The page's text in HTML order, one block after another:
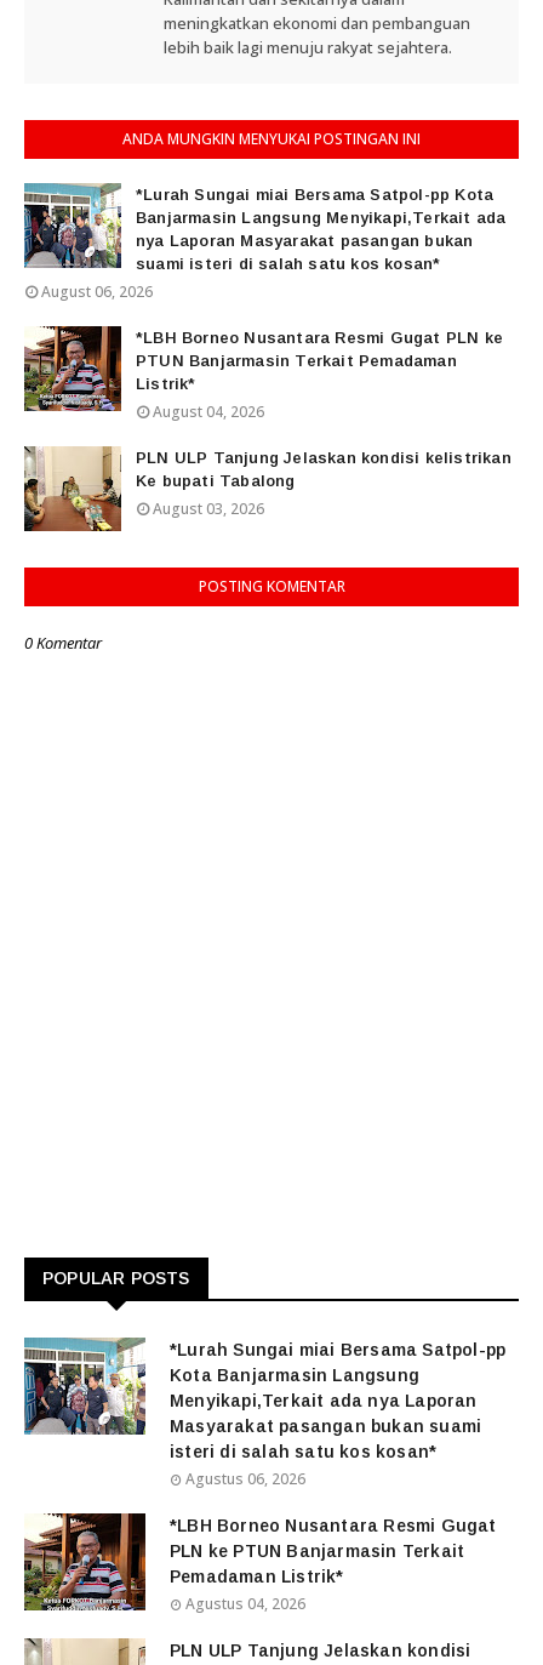
meningkatkan ekonomi dan pembanguan
lebih baik lagi menuju rakyat sejahtera.
ANDA MUNGKIN MENYUKAI POSTINGAN INI
*Lurah Sungai miai Bersama Satpol-pp Kota
Banjarmasin Langsung Menyikapi,Terkait ada
nya Laporan Masyarakat pasangan bukan
suami isteri di salah satu kos kosan*
August 06, 2026
*LBH Borneo Nusantara Resmi Gugat PLN ke
PTUN Banjarmasin Terkait Pemadaman
Listrik*
August 04, 2026
PLN ULP Tanjung Jelaskan kondisi kelistrikan
Ke bupati Tabalong
August 03, 2026
POSTING KOMENTAR
0 Komentar
POPULAR POSTS
*Lurah Sungai miai Bersama Satpol-pp
Kota Banjarmasin Langsung
Menyikapi,Terkait ada nya Laporan
Masyarakat pasangan bukan suami
isteri di salah satu kos kosan*
Agustus 06, 2026
*LBH Borneo Nusantara Resmi Gugat
PLN ke PTUN Banjarmasin Terkait
Pemadaman Listrik*
Agustus 04, 2026
PLN ULP Tanjung Jelaskan kondisi